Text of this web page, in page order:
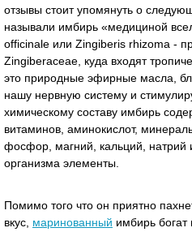
отзывы стоит упомянуть о
называли имбирь «медициной
officinale или Zingiberis rhizoma -
Zingiberaceae, куда входят
это природные эфирные масла,
нашу нервную систему и
химическому составу имбирь
витаминов, аминокислот,
фосфор, магний, кальций, натрий
организма элементы.
Помимо того что он приятно
вкус, маринованный имбирь